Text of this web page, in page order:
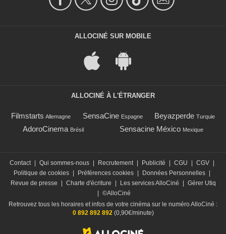
ALLOCINÉ SUR MOBILE
ALLOCINÉ À L'ÉTRANGER
Filmstarts Allemagne SensaCine Espagne Beyazperde Turquie
AdoroCinema Brésil Sensacine México Mexique
Contact Qui sommes-nous Recrutement Publicité CGU CGV
Politique de cookies
Préférences cookies Données Personnelles
Revue de presse
Charte d'écriture Les services AlloCiné
Gérer Utiq
©AlloCiné
Retrouvez tous les horaires et infos de votre cinéma sur le numéro AlloCiné :
0 892 892 892(0,90€/minute)